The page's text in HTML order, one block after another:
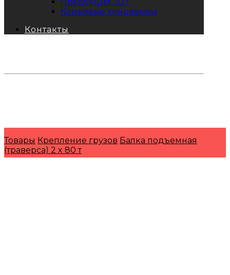
Клиновые концевики
Контакты
Товары Крепление грузов Балка подъемная
(траверса) 2 x 80 т